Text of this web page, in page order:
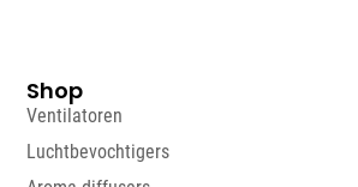
Shop
Ventilatoren
Luchtbevochtigers